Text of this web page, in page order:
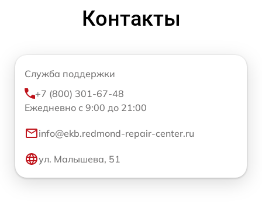
Контакты
Служба поддержки
+7 (800) 301-67-48
Ежедневно с 9:00 до 21:00
info@ekb.redmond-repair-center.ru
ул. Малышева, 51